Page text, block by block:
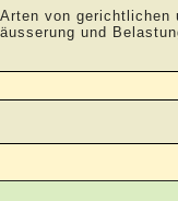
von gerichtlichen
und